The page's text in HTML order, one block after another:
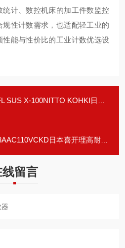
计、数控机床的加工件数监控
性计数需求，也适配轻工业的
能与性价比的工业计数优选设
100NITTO KOHKI日东工器液压系统专用快速接头
日本喜开理高耐用电磁阀
线留言